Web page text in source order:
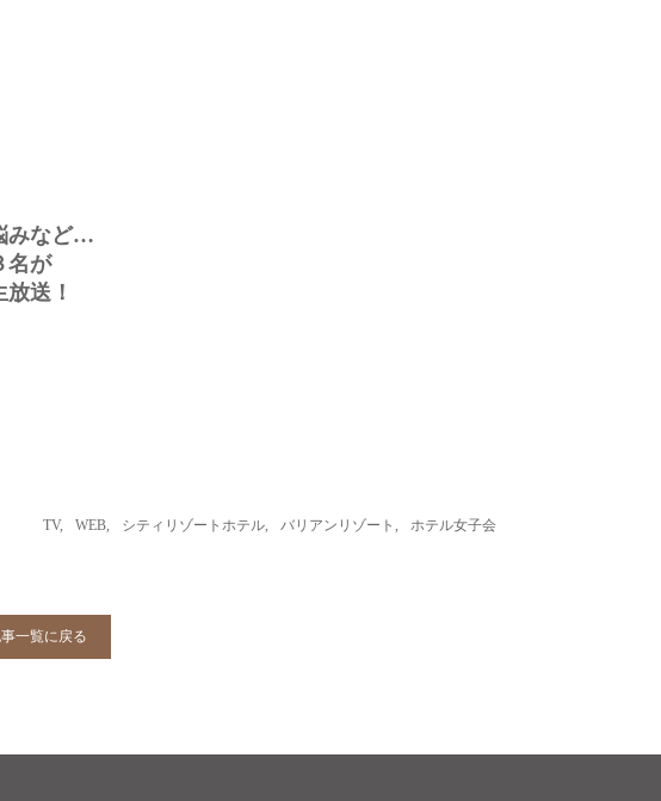
みなど…
名が
送！
TV, WEB, シティリゾートホテル, バリアンリゾート , ホテル女子会
一覧に戻る